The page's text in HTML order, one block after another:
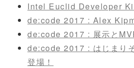
Intel Euclid Developer
de:code 2017 : Alex
de:code 2017 : 展示と
de:code 2017 : はじまり
登場！